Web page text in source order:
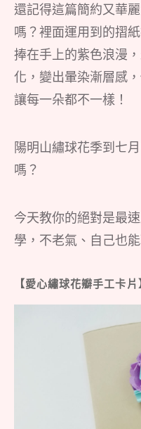
還記得這篇簡約又華
嗎？裡面運用到的摺
捧在手上的紫色浪漫
化，變出暈染漸層感
讓每一朵都不一樣！
陽明山繡球花季到七
嗎？
今天教你的絕對是最
學，不老氣、自己也能
【愛心繡球花瓣手工卡片